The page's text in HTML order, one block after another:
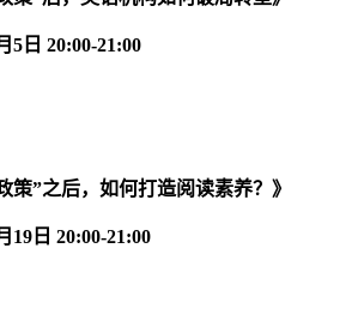
5日 20:00-21:00
”之后，如何打造阅读素养？》
19日 20:00-21:00